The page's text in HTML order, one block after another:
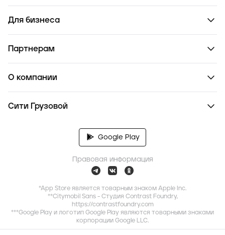
Для бизнеса
Партнерам
О компании
Сити Грузовой
Google Play
Правовая информация
*App Store является товарным знаком Apple Inc.
**Citymobil Sans - Студия Contrast Foundry,
https://contrastfoundry.com
***Google Play и логотип Google Play являются товарными знаками
корпорации Google LLC.